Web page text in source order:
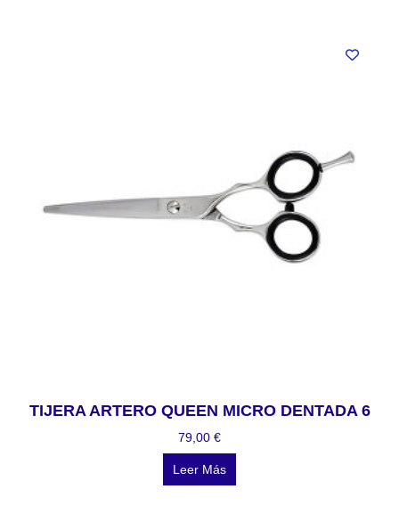
TIJERA ARTERO QUEEN MICRO DENTADA 6
79,00 €
Leer Más